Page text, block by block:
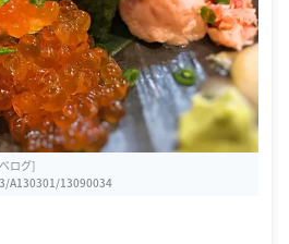
ログ]
A130301/13090034